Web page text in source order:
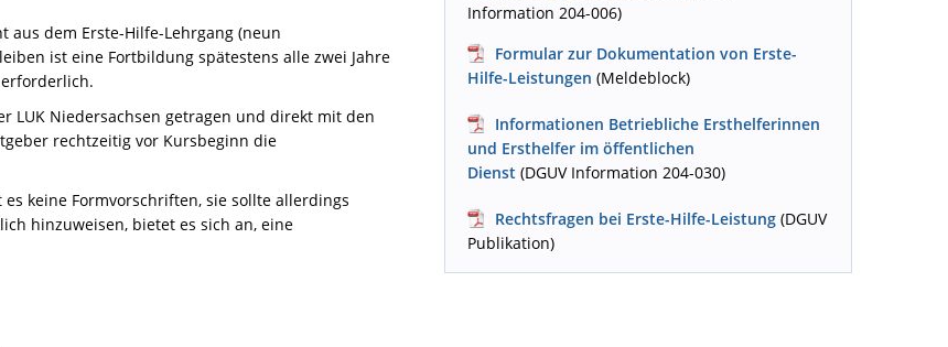
dem Erste-Hilfe-Lehrgang (neun
ist eine Fortbildung spätestens alle zwei Jahre
LUK Niedersachsen getragen und direkt mit den
rechtzeitig vor Kursbeginn die
keine Formvorschriften, sie sollte allerdings
hinzuweisen, bietet es sich an, eine
Information 204-006)
Formular zur Dokumentation von Erste-
Hilfe-Leistungen (Meldeblock)
Informationen Betriebliche Ersthelferinnen
und Ersthelfer im öffentlichen
Dienst(DGUV Information 204-030)
Rechtsfragen bei Erste-Hilfe-Leistung(DGUV
Publikation)